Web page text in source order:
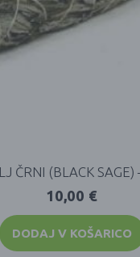
ČRNI (BLACK SAGE)
10,00 €
DODAJ V KOŠARICO